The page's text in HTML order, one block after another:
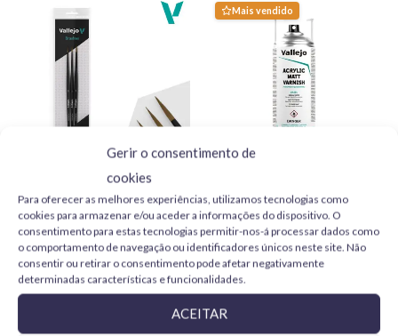
Gerir o consentimento de
cookies
Para oferecer as melhores experiências, utilizamos tecnologias como
cookies para armazenar e/ou aceder a informações do dispositivo. O
consentimento para estas tecnologias permitir-nos-á processar dados como
o comportamento de navegação ou identificadores únicos neste site. Não
consentir ou retirar o consentimento pode afetar negativamente
determinadas características e funcionalidades.
ACEITAR
Vallejo Design Set Pro
Modeler B01991 pelo
natural 0, 1 y 2
ADICIONAR
Mais vendido
28531 Aerosol 400 ml
11,95
ADICIONAR